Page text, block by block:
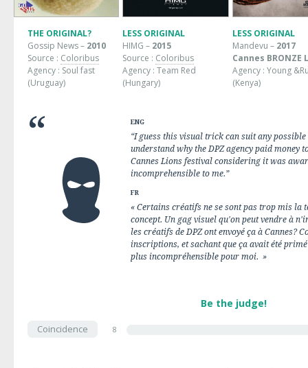
THE ORIGINAL?
Gossip News – 2010
Source : Coloribus
Agency : Soul fast
(Uruguay)
LESS ORIGINAL
HIMG – 2015
Source : Coloribus
Agency : Team Red
(Hungary)
LESS ORIGINAL
Mandevu – 2017
Cannes BRONZE
Agency : Young
(Kenya)
ENG
“I guess this visual trick can suit any
understand why the DPZ agency paid money
Cannes Lions festival considering it was
incomprehensible to me.”
FR
« Certains créatifs ne se sont pas trop mis la
concept. Un gag visuel qu'on peut vendre à
les créatifs de DPZ ont envoyé ça à Cannes?
inscriptions, et sachant que ça avait été
plus incompréhensible pour moi. »
Be the judge!
Coincidence 8